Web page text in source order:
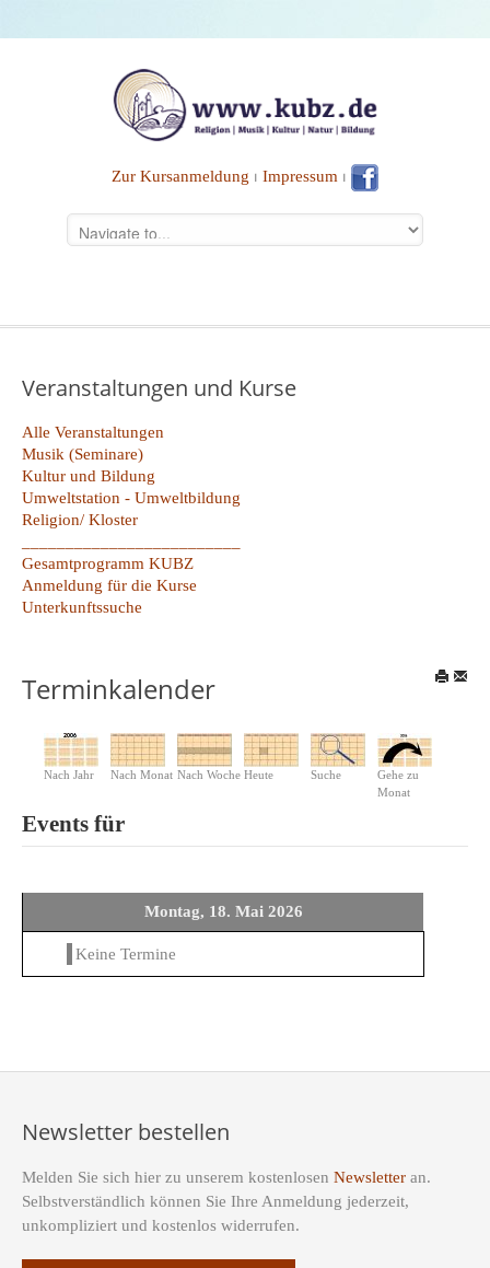
Zur Kursanmeldung ⏐ Impressum ⏐
Veranstaltungen und Kurse
Alle Veranstaltungen
Musik (Seminare)
Kultur und Bildung
Umweltstation - Umweltbildung
Religion/ Kloster
Gesamtprogramm KUBZ
Anmeldung für die Kurse
Unterkunftssuche
Terminkalender
Nach Jahr Nach Monat Nach Woche Heute Suche
Gehe zu
Monat
Events für
Montag, 18. Mai 2026
Keine Termine
Newsletter bestellen
Melden Sie sich hier zu unserem kostenlosen Newsletter an.
Selbstverständlich können Sie Ihre Anmeldung jederzeit,
unkompliziert und kostenlos widerrufen.